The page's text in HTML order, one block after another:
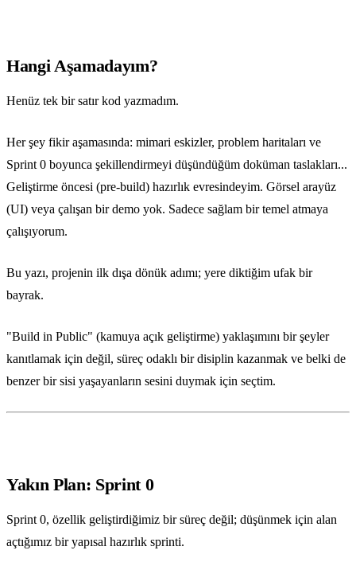
Hangi Aşamadayım?
Henüz tek bir satır kod yazmadım.
Her şey fikir aşamasında: mimari eskizler, problem haritaları ve
Sprint 0 boyunca şekillendirmeyi düşündüğüm doküman taslakları...
Geliştirme öncesi (pre-build) hazırlık evresindeyim. Görsel arayüz
(UI) veya çalışan bir demo yok. Sadece sağlam bir temel atmaya
çalışıyorum.
Bu yazı, projenin ilk dışa dönük adımı; yere diktiğim ufak bir
bayrak.
"Build in Public" (kamuya açık geliştirme) yaklaşımını bir şeyler
kanıtlamak için değil, süreç odaklı bir disiplin kazanmak ve belki de
benzer bir sisi yaşayanların sesini duymak için seçtim.
Yakın Plan: Sprint 0
Sprint 0, özellik geliştirdiğimiz bir süreç değil; düşünmek için alan
açtığımız bir yapısal hazırlık sprinti.